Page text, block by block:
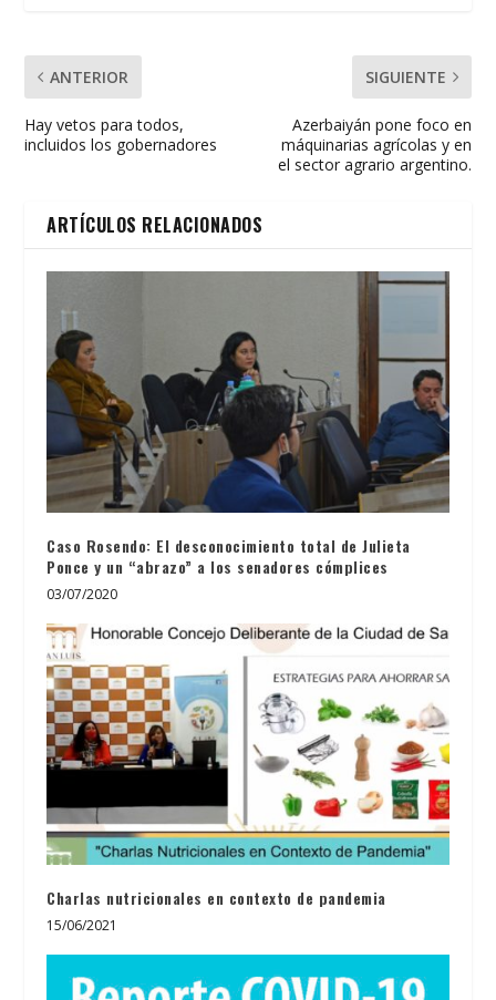
ANTERIOR
Hay vetos para todos,
incluidos los gobernadores
SIGUIENTE
Azerbaiyán pone foco en
máquinarias agrícolas y en
el sector agrario argentino.
ARTÍCULOS RELACIONADOS
Caso Rosendo: El desconocimiento total de Julieta
Ponce y un “abrazo” a los senadores cómplices
03/07/2020
Charlas nutricionales en contexto de pandemia
15/06/2021